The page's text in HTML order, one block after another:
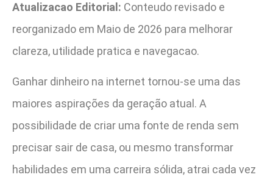
Atualizacao Editorial: Conteudo revisado e
reorganizado em Maio de 2026 para melhorar
clareza, utilidade pratica e navegacao.
Ganhar dinheiro na internet tornou-se uma das
maiores aspirações da geração atual. A
possibilidade de criar uma fonte de renda sem
precisar sair de casa, ou mesmo transformar
habilidades em uma carreira sólida, atrai cada vez